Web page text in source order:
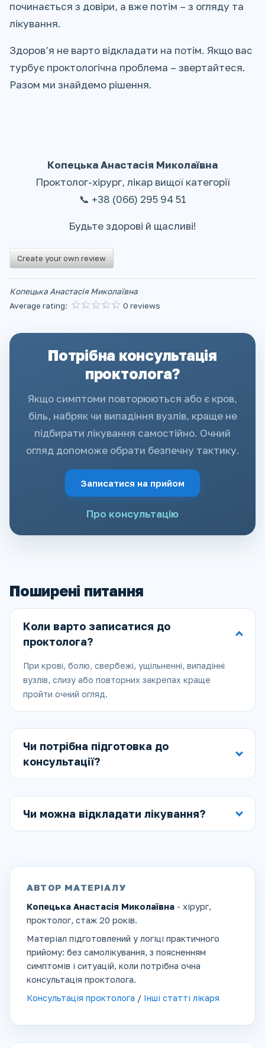
починається з довіри, а вже потім – з огляду та
лікування.
Здоров’я не варто відкладати на потім. Якщо вас
турбує проктологічна проблема – звертайтеся.
Разом ми знайдемо рішення.
Копецька Анастасія Миколаївна
Проктолог-хірург, лікар вищої категорії
📞 +38 (066) 295 94 51
Будьте здорові й щасливі!
Create your own review
Копецька Анастасія Миколаївна
Average rating:
0 reviews
Потрібна консультація
проктолога?
Якщо симптоми повторюються або є кров,
біль, набряк чи випадіння вузлів, краще не
підбирати лікування самостійно. Очний
огляд допоможе обрати безпечну тактику.
Записатися на прийом
Про консультацію
Поширені питання
Коли варто записатися до
проктолога?
При крові, болю, свербежі, ущільненні, випадінні
вузлів, слизу або повторних закрепах краще
пройти очний огляд.
Чи потрібна підготовка до
консультації?
Чи можна відкладати лікування?
АВТОР МАТЕРІАЛУ
Копецька Анастасія Миколаївна - хірург,
проктолог, стаж 20 років.
Матеріал підготовлений у логіці практичного
прийому: без самолікування, з поясненням
симптомів і ситуацій, коли потрібна очна
консультація проктолога.
Консультація проктолога / Інші статті лікаря